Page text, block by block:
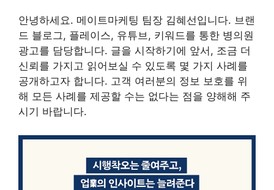
안녕하세요. 메이트마케팅 팀장 김혜선입니다. 브랜
드 블로그, 플레이스, 유튜브, 키워드를 통한 병의원
광고를 담당합니다. 글을 시작하기에 앞서, 조금 더
신뢰를 가지고 읽어보실 수 있도록 몇 가지 사례를
공개하고자 합니다. 고객 여러분의 정보 보호를 위
해 모든 사례를 제공할 수는 없다는 점을 양해해 주
시기 바랍니다.